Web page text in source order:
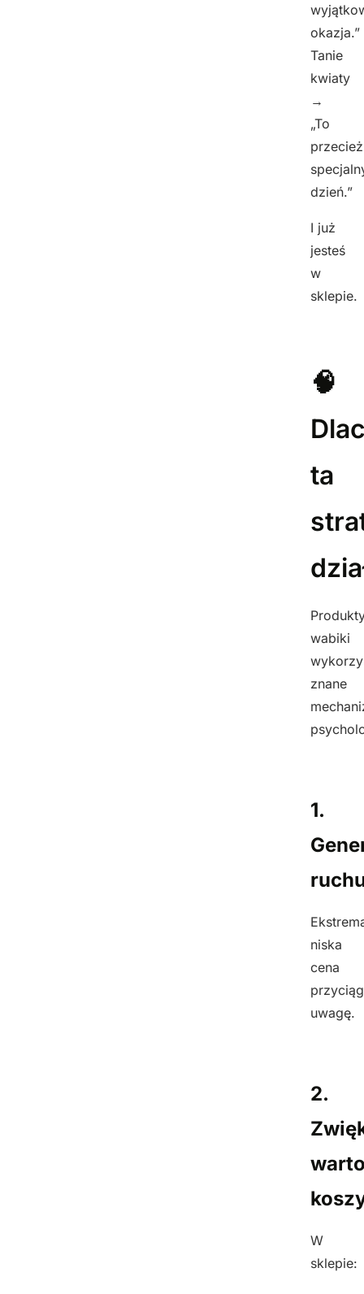
okazja.”
Tanie
kwiaty
→
„To
przecież
dzień.”
I już
jesteś
w
sklepie.
🧠
ta
wabiki
znane
1.
niska
cena
uwagę.
2.
W
sklepie: